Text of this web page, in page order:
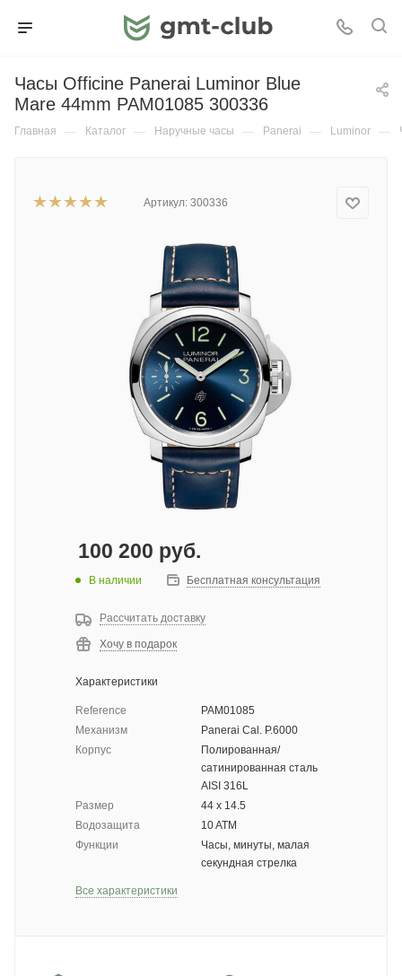
Часы Officine Panerai Luminor Blue
Mare 44mm PAM01085 300336
Главная — Каталог — Наручные часы — Panerai — Luminor —
Артикул: 300336
100 200 руб.
В наличии Бесплатная консультация
Рассчитать доставку
Хочу в подарок
Характеристики
Reference
PAM01085
Механизм
Panerai Cal. P.6000
Корпус
Полированная/
сатинированная сталь
AISI 316L
Размер
44 х 14.5
Водозащита
10 ATM
Функции
Часы, минуты, малая
секундная стрелка
Все характеристики